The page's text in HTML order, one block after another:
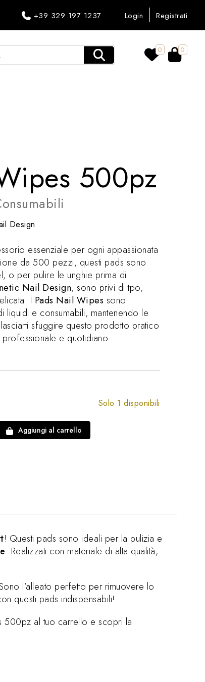
+39 329 197 1237 Login Registrati
0 0
500pz
Design
essenziale per ogni appassionata
da 500 pezzi, questi pads sono
o per pulire le unghie prima di
Nail Design, sono privi di tpo,
I Pads Nail Wipes sono
liquidi e consumabili, mantenendo le
sfuggire questo prodotto pratico
e quotidiano.
Solo 1 disponibili
Aggiungi al carrello
! Questi pads sono ideali per la pulizia e
. Realizzati con materiale di alta qualità,
l’alleato perfetto per rimuovere lo
questi pads indispensabili!
500pz al tuo carrello e scopri la